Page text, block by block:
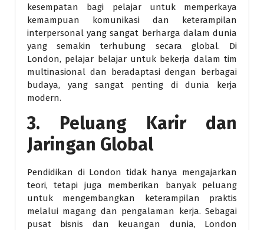
kesempatan bagi pelajar untuk memperkaya
kemampuan komunikasi dan keterampilan
interpersonal yang sangat berharga dalam dunia
yang semakin terhubung secara global. Di
London, pelajar belajar untuk bekerja dalam tim
multinasional dan beradaptasi dengan berbagai
budaya, yang sangat penting di dunia kerja
modern.
3. Peluang Karir dan
Jaringan Global
Pendidikan di London tidak hanya mengajarkan
teori, tetapi juga memberikan banyak peluang
untuk mengembangkan keterampilan praktis
melalui magang dan pengalaman kerja. Sebagai
pusat bisnis dan keuangan dunia, London